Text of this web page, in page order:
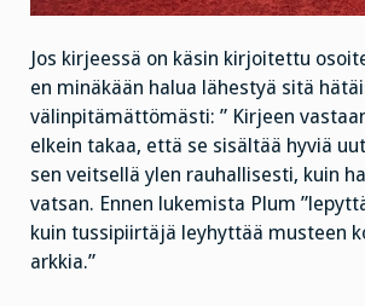
Jos kirjeessä on käsin kirjoitettu
en minäkään halua lähestyä sitä
välinpitämättömästi: ” Kirjeen
elkein takaa, että se sisältää hyviä
sen veitsellä ylen rauhallisesti, kuin
vatsan. Ennen lukemista Plum
kuin tussipiirtäjä leyhyttää musteen
arkkia.”